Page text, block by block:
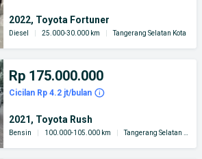
2022, Toyota Fortuner
Diesel 25.000-30.000 km Tangerang Selatan Kota
Rp 175.000.000
Cicilan Rp 4.2 jt/bulan
2021, Toyota Rush
Bensin 100.000-105.000 km Tangerang Selatan Kota